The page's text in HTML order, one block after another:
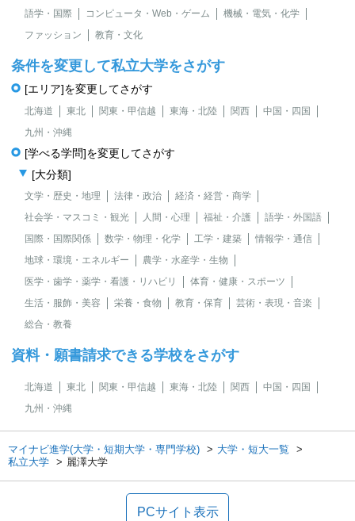
語学・国際 コンピュータ・Web・ゲーム
機械・電気・化学
ファッション
教育・文化
条件を変更して私立大学をさがす
[エリア]を変更してさがす
北海道 東北 関東・甲信越 東海・北陸 関西
中国・四国
九州・沖縄
[学べる学問]を変更してさがす
[大分類]
文学・歴史・地理 法律・政治
経済・経営・商学
社会学・マスコミ・観光
人間・心理 福祉・介護
語学・外国語
国際・国際関係
数学・物理・化学 工学・建築
情報学・通信
地球・環境・エネルギー
農学・水産学・生物
医学・歯学・薬学・看護・リハビリ
体育・健康・スポーツ
生活・服飾・美容
栄養・食物 教育・保育
芸術・表現・音楽
総合・教養
資料・願書請求できる学校をさがす
北海道 東北 関東・甲信越 東海・北陸 関西
中国・四国
九州・沖縄
マイナビ進学(大学・短期大学・専門学校)
大学・短大一覧
私立大学
麗澤大学
PCサイト表示